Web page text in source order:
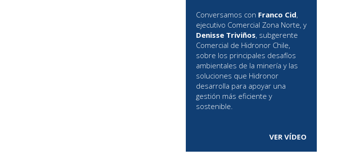
Conversamos con Franco Cid,
ejecutivo Comercial Zona Norte, y
Denisse Triviños, subgerente
Comercial de Hidronor Chile,
sobre los principales desafíos
ambientales de la minería y las
soluciones que Hidronor
desarrolla para apoyar una
gestión más eficiente y
sostenible.
VER VÍDEO